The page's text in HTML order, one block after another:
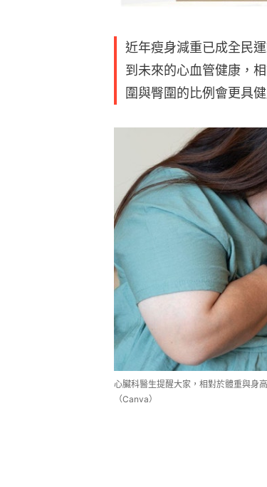
近年瘦身減重已成全民
到未來的心血管健康，
圍與臀圍的比例會更具
心臟科醫生提醒大家，相對於體重與身
（Canva）